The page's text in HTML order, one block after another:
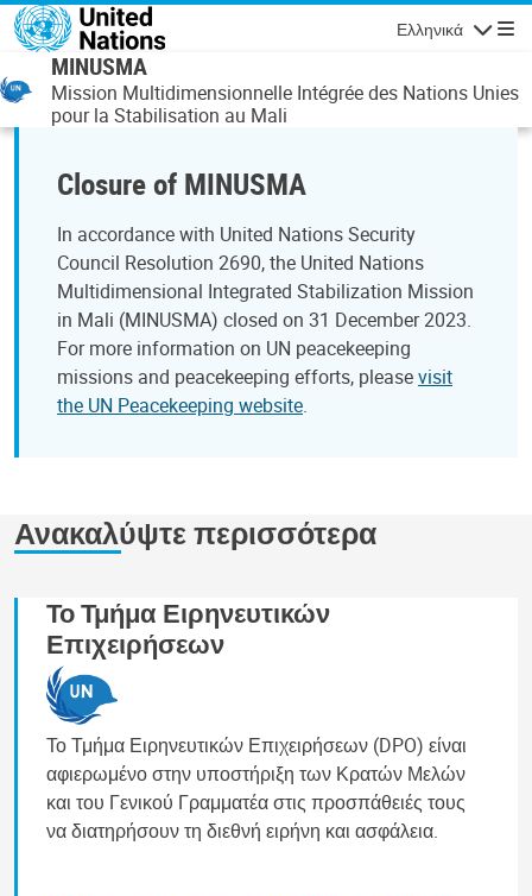
Παράκαμψη προς το κυρίως περιεχόμενο
Ελληνικά
MINUSMA
Mission Multidimensionnelle Intégrée des Nations Unies
pour la Stabilisation au Mali
Closure of MINUSMA
In accordance with United Nations Security
Council Resolution 2690, the United Nations
Multidimensional Integrated Stabilization Mission
in Mali (MINUSMA) closed on 31 December 2023.
For more information on UN peacekeeping
missions and peacekeeping efforts, pleasevisit
the UN Peacekeeping website.
Ανακαλύψτε περισσότερα
Το Τμήμα Ειρηνευτικών
Επιχειρήσεων
Το Τμήμα Ειρηνευτικών Επιχειρήσεων (DPO) είναι
αφιερωμένο στην υποστήριξη των Κρατών Μελών
και του Γενικού Γραμματέα στις προσπάθειές τους
να διατηρήσουν τη διεθνή ειρήνη και ασφάλεια.